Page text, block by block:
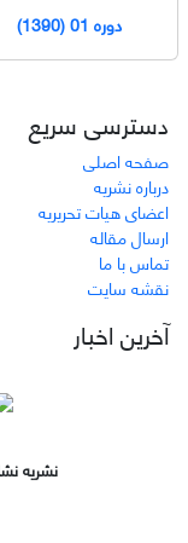
دوره 01 (1390)
دسترسی سریع
صفحه اصلی
درباره نشریه
اعضای هیات تحریریه
ارسال مقاله
تماس با ما
نقشه سایت
آخرین اخبار
نشریه